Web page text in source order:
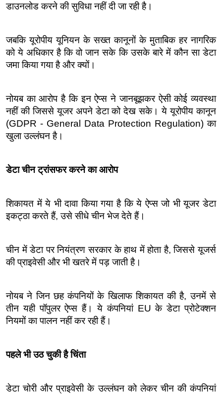
डाउनलोड करने की सुविधा नहीं दी जा रही है।
जबकि यूरोपीय यूनियन के सख्त कानूनों के मुताबिक हर नागरिक
को ये अधिकार है कि वो जान सके कि उसके बारे में कौन सा डेटा
जमा किया गया है और क्यों।
नोयब का आरोप है कि इन ऐप्स ने जानबूझकर ऐसी कोई व्यवस्था
नहीं की जिससे यूजर अपने डेटा को देख सके। ये यूरोपीय कानून
(GDPR - General Data Protection Regulation) का
खुला उल्लंघन है।
डेटा चीन ट्रांसफर करने का आरोप
शिकायत में ये भी दावा किया गया है कि ये ऐप्स जो भी यूजर डेटा
इकट्ठा करते हैं, उसे सीधे चीन भेज देते हैं।
चीन में डेटा पर नियंत्रण सरकार के हाथ में होता है, जिससे यूजर्स
की प्राइवेसी और भी खतरे में पड़ जाती है।
नोयब ने जिन छह कंपनियों के खिलाफ शिकायत की है, उनमें से
तीन यही पॉपुलर ऐप्स हैं। ये कंपनियां EU के डेटा प्रोटेक्शन
नियमों का पालन नहीं कर रही हैं।
पहले भी उठ चुकी है चिंता
डेटा चोरी और प्राइवेसी के उल्लंघन को लेकर चीन की कंपनियां